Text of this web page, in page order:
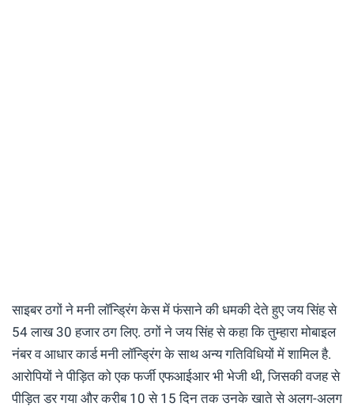
साइबर ठगों ने मनी लॉन्ड्रिंग केस में फंसाने की धमकी देते हुए जय सिंह से
54 लाख 30 हजार ठग लिए. ठगों ने जय सिंह से कहा कि तुम्हारा मोबाइल
नंबर व आधार कार्ड मनी लॉन्ड्रिंग के साथ अन्य गतिविधियों में शामिल है.
आरोपियों ने पीड़ित को एक फर्जी एफआईआर भी भेजी थी, जिसकी वजह से
पीड़ित डर गया और करीब 10 से 15 दिन तक उनके खाते से अलग-अलग